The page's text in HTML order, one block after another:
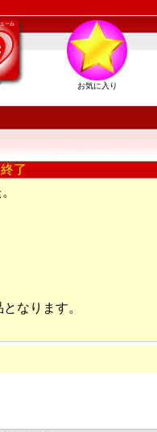
お気に入り
了
なります。